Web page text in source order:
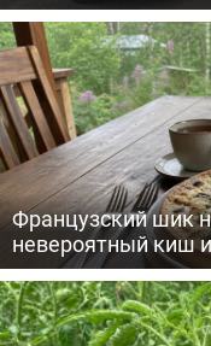
Французский шик
невероятный киш